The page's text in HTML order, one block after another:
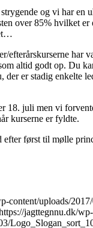
og vi har en
over 85% hvilket
efterårskurserne har
altid godt op. Du
der er stadig enkelte
18. juli men vi
kurserne er fyldte.
efter først til mølle
content/uploads/
jagttegnnu.dk/wp-